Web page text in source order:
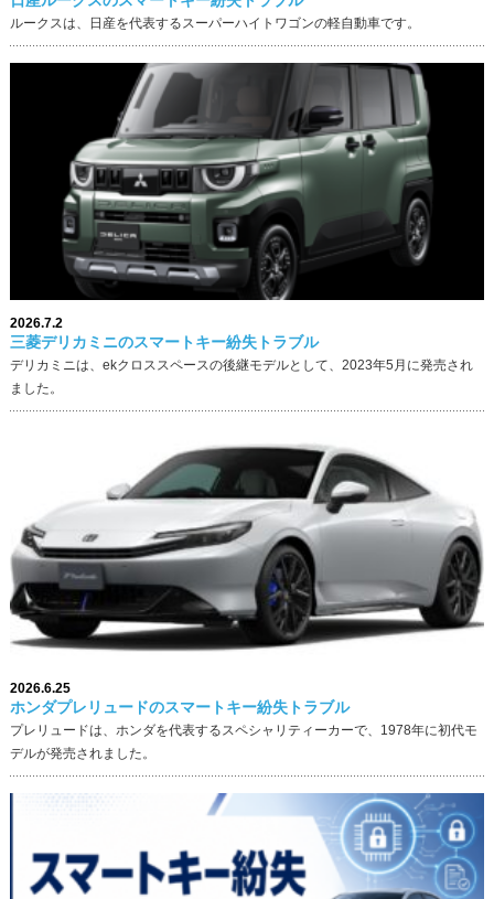
ルークスは、日産を代表するスーパーハイトワゴンの軽自動車です。
2026.7.2
三菱デリカミニのスマートキー紛失トラブル
デリカミニは、ekクロススペースの後継モデルとして、2023年5月に発売され
ました。
2026.6.25
ホンダプレリュードのスマートキー紛失トラブル
プレリュードは、ホンダを代表するスペシャリティーカーで、1978年に初代モ
デルが発売されました。